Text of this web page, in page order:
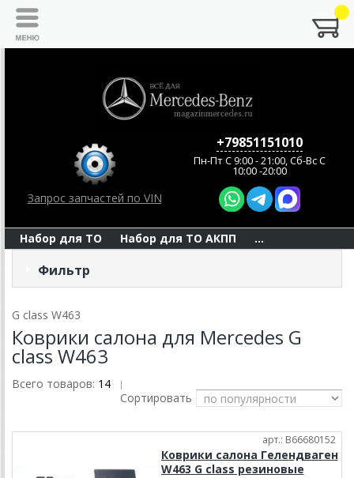
Запрос запчастей по VIN
+79851151010
Пн-Пт C 9:00 - 21:00, Сб-Вс С
10:00 -20:00
Набор для ТО Набор для ТО АКПП ...
Фильтр
G class W463
Коврики салона для Mercedes G
class W463
Всего товаров: 14 |
Сортировать
арт.: B66680152
Коврики салона Гелендваген
W463 G class резиновые